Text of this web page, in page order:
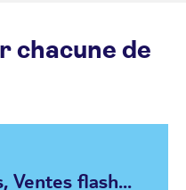
chacune de
Ventes flash...